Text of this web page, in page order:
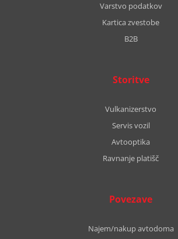
Varstvo podatkov
Kartica zvestobe
B2B
Storitve
Vulkanizerstvo
Servis vozil
Avtooptika
Ravnanje platišč
Povezave
Najem/nakup avtodoma